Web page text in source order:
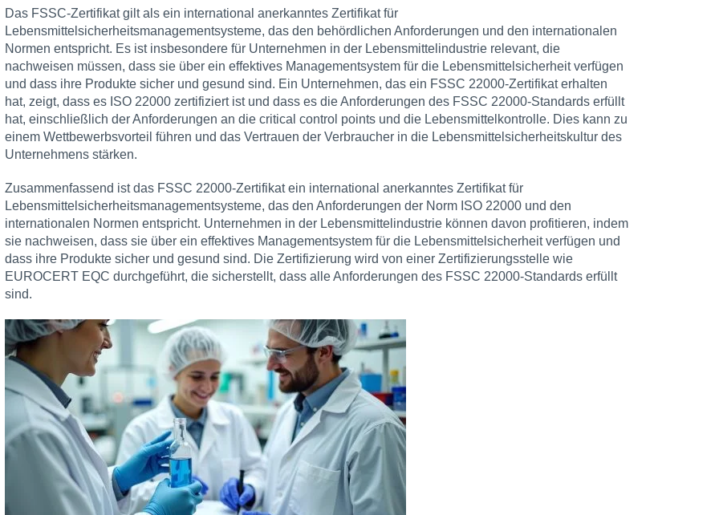
Das FSSC-Zertifikat gilt als ein international anerkanntes Zertifikat für
Lebensmittelsicherheitsmanagementsysteme, das den behördlichen Anforderungen und den internationalen
Normen entspricht. Es ist insbesondere für Unternehmen in der Lebensmittelindustrie relevant, die
nachweisen müssen, dass sie über ein effektives Managementsystem für die Lebensmittelsicherheit verfügen
und dass ihre Produkte sicher und gesund sind. Ein Unternehmen, das ein FSSC 22000-Zertifikat erhalten
hat, zeigt, dass es ISO 22000 zertifiziert ist und dass es die Anforderungen des FSSC 22000-Standards erfüllt
hat, einschließlich der Anforderungen an die critical control points und die Lebensmittelkontrolle. Dies kann zu
einem Wettbewerbsvorteil führen und das Vertrauen der Verbraucher in die Lebensmittelsicherheitskultur des
Unternehmens stärken.
Zusammenfassend ist das FSSC 22000-Zertifikat ein international anerkanntes Zertifikat für
Lebensmittelsicherheitsmanagementsysteme, das den Anforderungen der Norm ISO 22000 und den
internationalen Normen entspricht. Unternehmen in der Lebensmittelindustrie können davon profitieren, indem
sie nachweisen, dass sie über ein effektives Managementsystem für die Lebensmittelsicherheit verfügen und
dass ihre Produkte sicher und gesund sind. Die Zertifizierung wird von einer Zertifizierungsstelle wie
EUROCERT EQC durchgeführt, die sicherstellt, dass alle Anforderungen des FSSC 22000-Standards erfüllt
sind.